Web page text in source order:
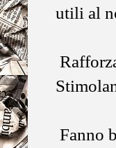
utili al
Fanno